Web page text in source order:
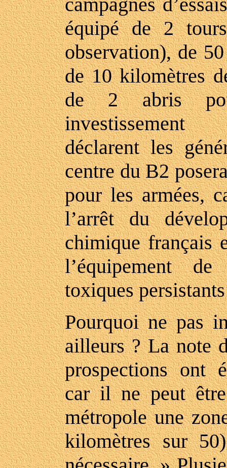
équipé de 2
observation), de
de 10 kilomètres
de 2 abris
investissement
déclarent les
centre du B2
pour les armées,
l’arrêt du
chimique français
l’équipement
toxiques
Pourquoi ne pas
ailleurs ? La note
prospections ont
car il ne peut
métropole une
kilomètres sur